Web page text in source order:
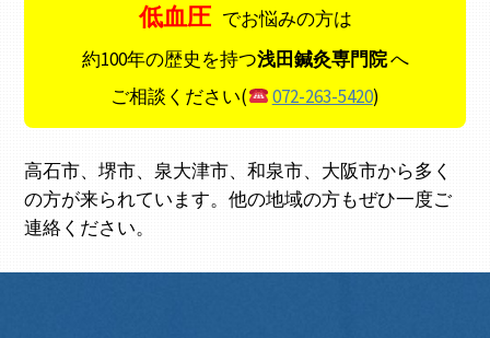
低血圧 でお悩みの方は
約100年の歴史を持つ浅田鍼灸専門院へ
ご相談ください(
072-263-5420)
高石市、堺市、泉大津市、和泉市、大阪市から多く
の方が来られています。他の地域の方もぜひ一度ご
連絡ください。